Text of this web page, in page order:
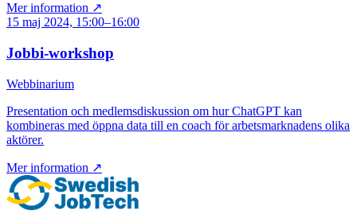
Mer information ↗
15 maj 2024, 15:00–16:00
Jobbi-workshop
Webbinarium
Presentation och medlemsdiskussion om hur ChatGPT kan
kombineras med öppna data till en coach för arbetsmarknadens olika
aktörer.
Mer information ↗